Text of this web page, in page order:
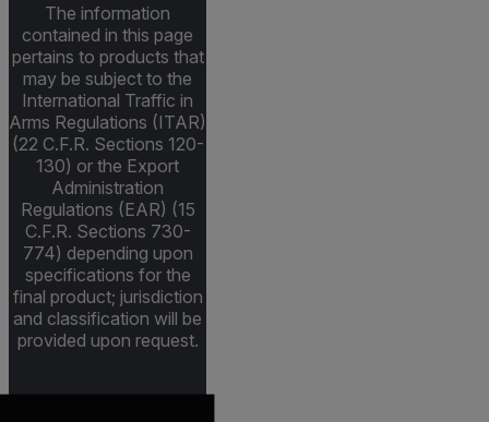
The information
contained in this page
pertains to products that
may be subject to the
International Traffic in
Arms Regulations (ITAR)
(22 C.F.R. Sections 120-
130) or the Export
Administration
Regulations (EAR) (15
C.F.R. Sections 730-
774) depending upon
specifications for the
final product; jurisdiction
and classification will be
provided upon request.